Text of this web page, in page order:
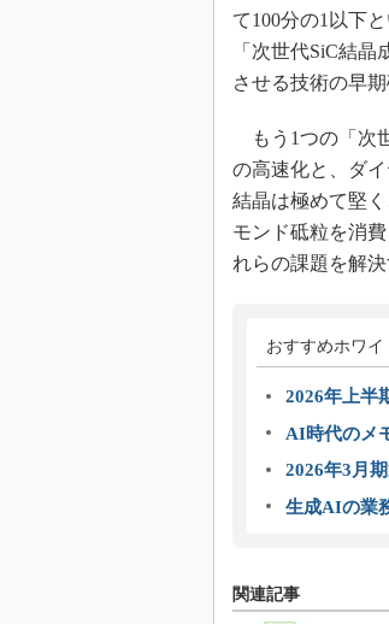
て100分の1以下
「次世代SiC結
させる技術の早
もう1つの「次
の高速化と、ダ
結晶は極めて堅
モンド砥粒を消
れらの課題を解
おすすめホワイ
2026年上半
AI時代のメ
2026年3月
生成AIの業
関連記事